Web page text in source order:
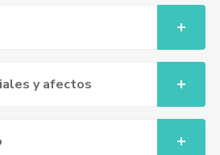
y afectos